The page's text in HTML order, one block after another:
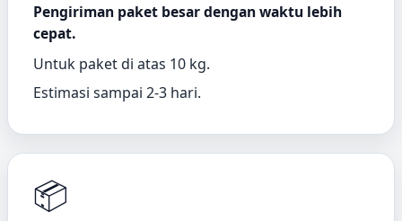
Pengiriman paket besar dengan waktu lebih
cepat.
Untuk paket di atas 10 kg.
Estimasi sampai 2-3 hari.
📦